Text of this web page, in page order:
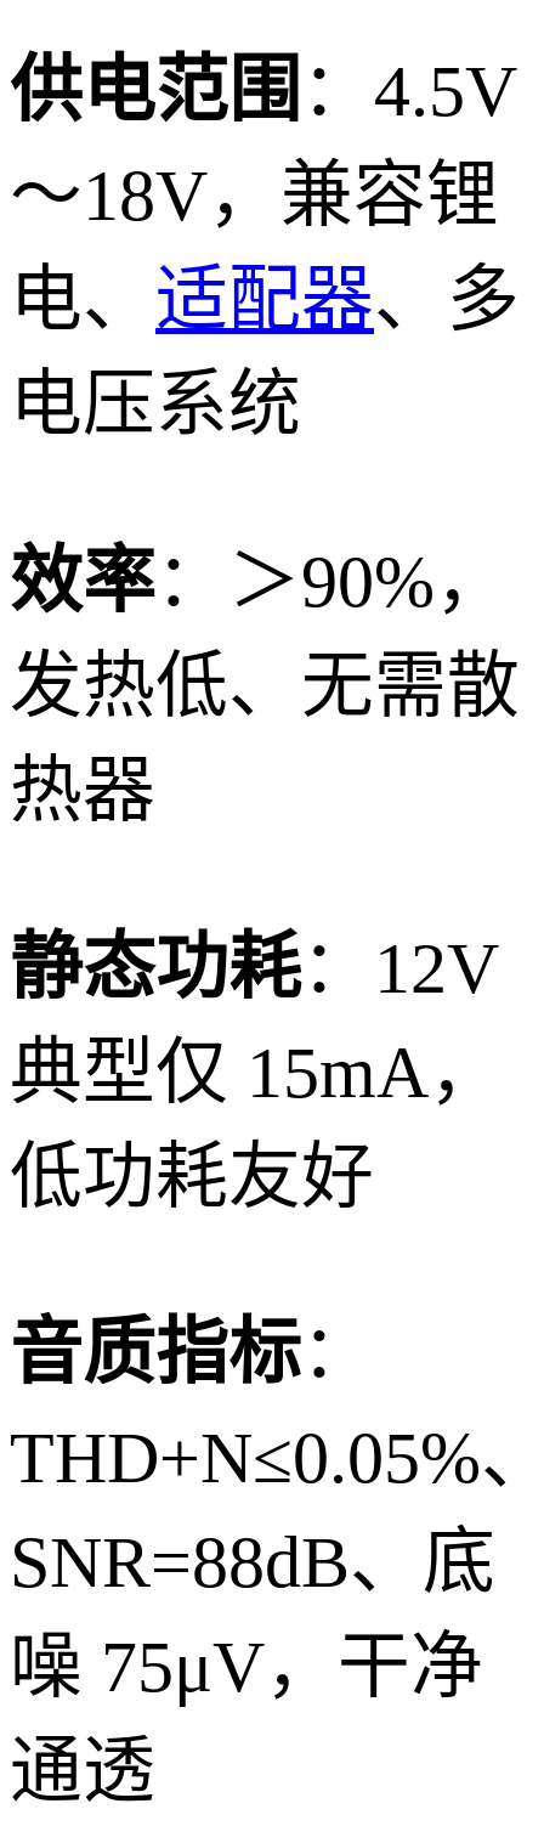
供电范围 ：4.5V
～18V，兼容锂
电、 适配器、多
电压系统
效率：＞90%，
发热低、无需散
热器
静态功耗：12V
典型仅 15mA，
低功耗友好
音质指标：
THD+N≤0.05%
SNR=88dB、底
噪 75μV，干净
通透